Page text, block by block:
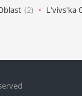
(2) L'vivs'ka